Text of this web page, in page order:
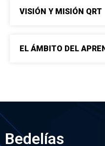
VISIÓN Y MISIÓN QRT
EL ÁMBITO DEL
Bedelías